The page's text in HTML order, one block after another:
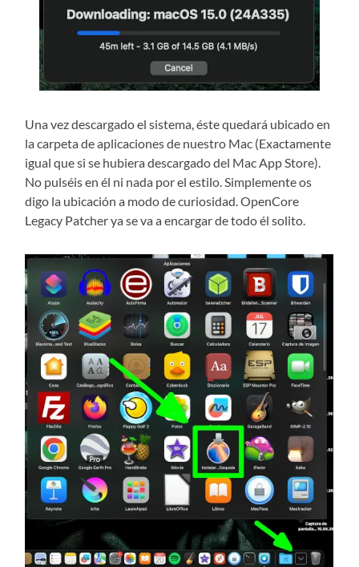
Una vez descargado el sistema, éste quedará ubicado en
la carpeta de aplicaciones de nuestro Mac (Exactamente
igual que si se hubiera descargado del Mac App Store).
No pulséis en él ni nada por el estilo. Simplemente os
digo la ubicación a modo de curiosidad. OpenCore
Legacy Patcher ya se va a encargar de todo él solito.